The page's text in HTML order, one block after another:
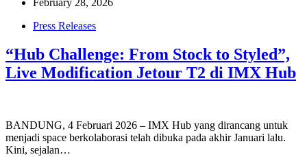
Press Releases
“Hub Challenge: From Stock to Styled”,
Live Modification Jetour T2 di IMX Hub
BANDUNG, 4 Februari 2026 – IMX Hub yang dirancang untuk
menjadi space berkolaborasi telah dibuka pada akhir Januari lalu.
Kini, sejalan…